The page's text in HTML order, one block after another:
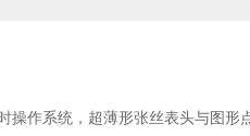
操作系统，超薄形张丝表头与图